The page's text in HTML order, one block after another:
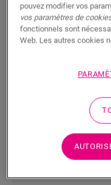
Il s’agit d’une plinthe
couleur de votre sol.
58 mm). Pour une
notre colle One4All ou
de mousse, l’Hydrokit
pouvez modifier vos
vos paramètres de
fonctionnels sont
Web. Les autres cookies